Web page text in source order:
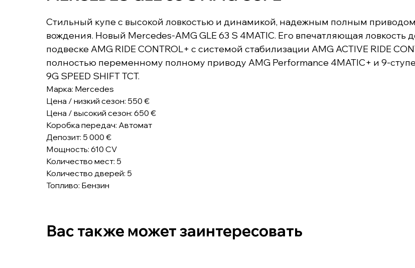
Стильный купе с высокой ловкостью и динамикой, надежным полным
вождения. Новый Mercedes-AMG GLE 63 S 4MATIC. Его впечатляющая ловкость
подвеске AMG RIDE CONTROL+ с системой стабилизации AMG ACTIVE RIDE
полностью переменному полному приводу AMG Performance 4MATIC+ и 9-
9G SPEED SHIFT TCT.
Марка: Mercedes
Цена / низкий сезон: 550 €
Цена / высокий сезон: 650 €
Коробка передач: Автомат
Депозит: 5 000 €
Мощность: 610 CV
Количество мест: 5
Количество дверей: 5
Топливо: Бензин
Вас также может заинтересовать